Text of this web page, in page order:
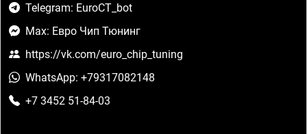
Telegram: EuroCT_bot
Max: Евро Чип Тюнинг
https://vk.com/euro_chip_tuning
WhatsApp: +79317082148
+7 3452 51-84-03